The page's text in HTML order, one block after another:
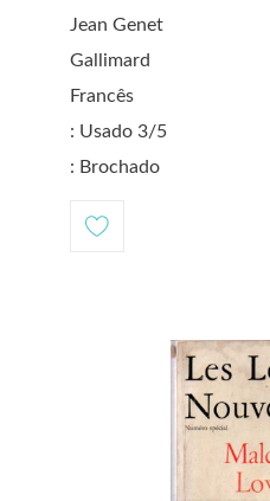
Jean Genet
Gallimard
Francês
: Usado 3/5
: Brochado